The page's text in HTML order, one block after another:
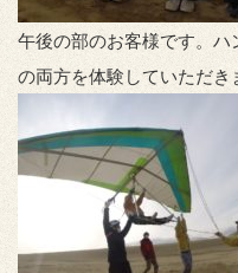
午後の部のお客様です。
の両方を体験していただき